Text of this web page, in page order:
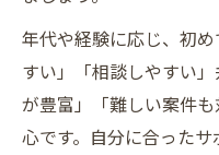
年代や経験に応じ、初
すい」「相談しやすい
が豊富」「難しい案件
心です。自分に合ったサ